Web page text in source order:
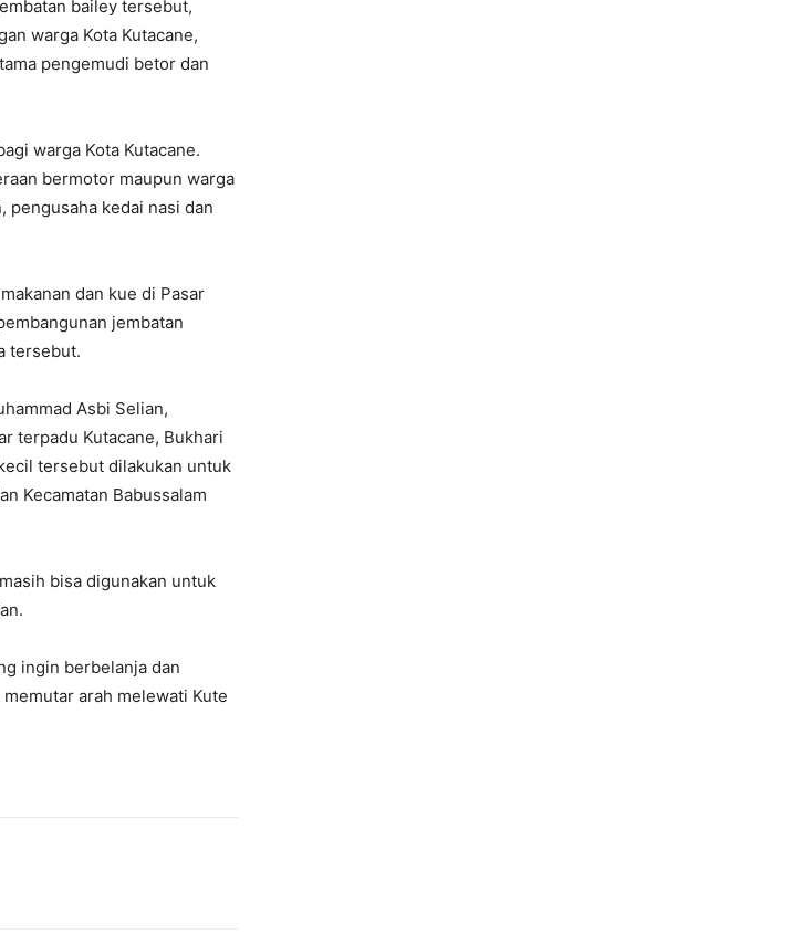
bailey tersebut,
warga Kota Kutacane,
pengemudi betor dan
warga Kota Kutacane.
bermotor maupun warga
pengusaha kedai nasi dan
dan kue di Pasar
jembatan
tersebut.
Asbi Selian,
terpadu Kutacane, Bukhari
tersebut dilakukan untuk
Kecamatan Babussalam
bisa digunakan untuk
ingin berbelanja dan
arah melewati Kute